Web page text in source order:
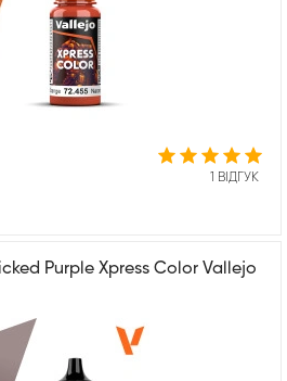
1 ВІДГУК
Purple Xpress Color Vallejo